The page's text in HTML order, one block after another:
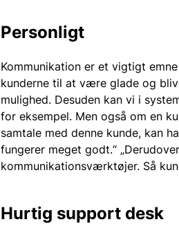
Personligt
Kommunikation er et vigtigt
kunderne til at være glade og
mulighed. Desuden kan vi i
for eksempel. Men også om en
samtale med denne kunde, kan
fungerer meget godt.“
kommunikationsværktøjer. Så
Hurtig support desk